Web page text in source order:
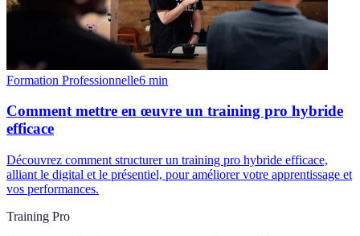
Formation Professionnelle6 min
Comment mettre en œuvre un training pro hybride
efficace
Découvrez comment structurer un training pro hybride efficace,
alliant le digital et le présentiel, pour améliorer votre apprentissage et
vos performances.
Training Pro